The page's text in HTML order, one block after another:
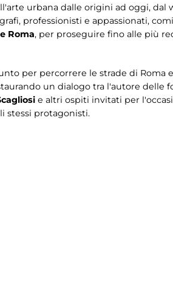
urbana dalle origini ad oggi,
professionisti e appassionati,
Roma, per proseguire fino alle più
per percorrere le strade di Roma
un dialogo tra l'autore delle
e altri ospiti invitati per
stessi protagonisti.